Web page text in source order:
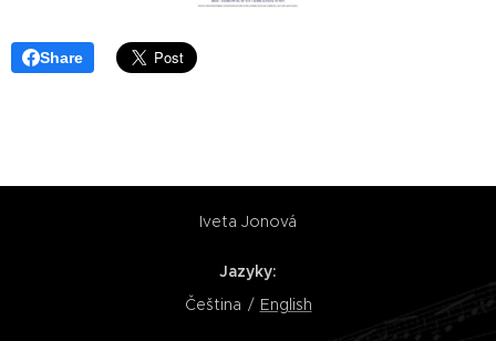
Share
Iveta Jonová
Jazyky
Čeština
English